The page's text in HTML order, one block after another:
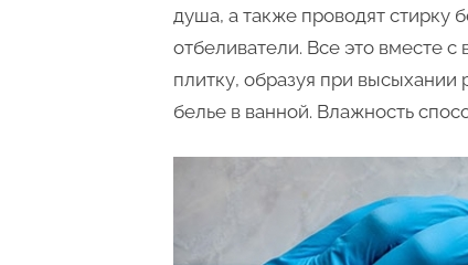
душа, а также проводят стирку
отбеливатели. Все это вместе
плитку, образуя при
белье в ванной. Влажность